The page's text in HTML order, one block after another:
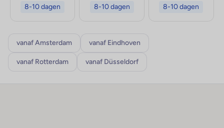
8-10 dagen 8-10 dagen 8-10 dagen
vanaf Amsterdam vanaf Eindhoven
vanaf Rotterdam vanaf Düsseldorf